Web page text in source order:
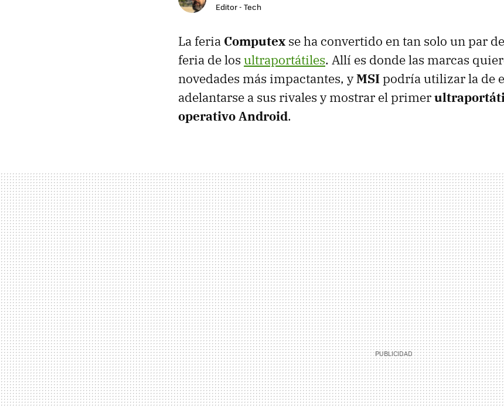
Editor - Tech
La feria Computex se ha convertido en tan solo un par
feria de los ultraportátiles. Allí es donde las marcas
novedades más impactantes, yMSIpodría utilizar la de
adelantarse a sus rivales y mostrar el primer
operativo Android.